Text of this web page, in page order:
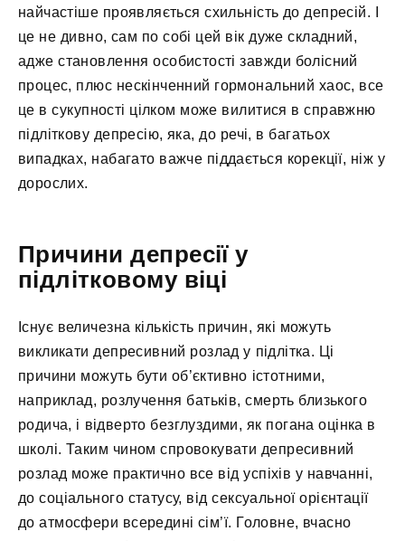
найчастіше проявляється схильність до депресій. І
це не дивно, сам по собі цей вік дуже складний,
адже становлення особистості завжди болісний
процес, плюс нескінченний гормональний хаос, все
це в сукупності цілком може вилитися в справжню
підліткову депресію, яка, до речі, в багатьох
випадках, набагато важче піддається корекції, ніж у
дорослих.
Причини депресії у
підлітковому віці
Існує величезна кількість причин, які можуть
викликати депресивний розлад у підлітка. Ці
причини можуть бути об’єктивно істотними,
наприклад, розлучення батьків, смерть близького
родича, і відверто безглуздими, як погана оцінка в
школі. Таким чином спровокувати депресивний
розлад може практично все від успіхів у навчанні,
до соціального статусу, від сексуальної орієнтації
до атмосфери всередині сім’ї. Головне, вчасно